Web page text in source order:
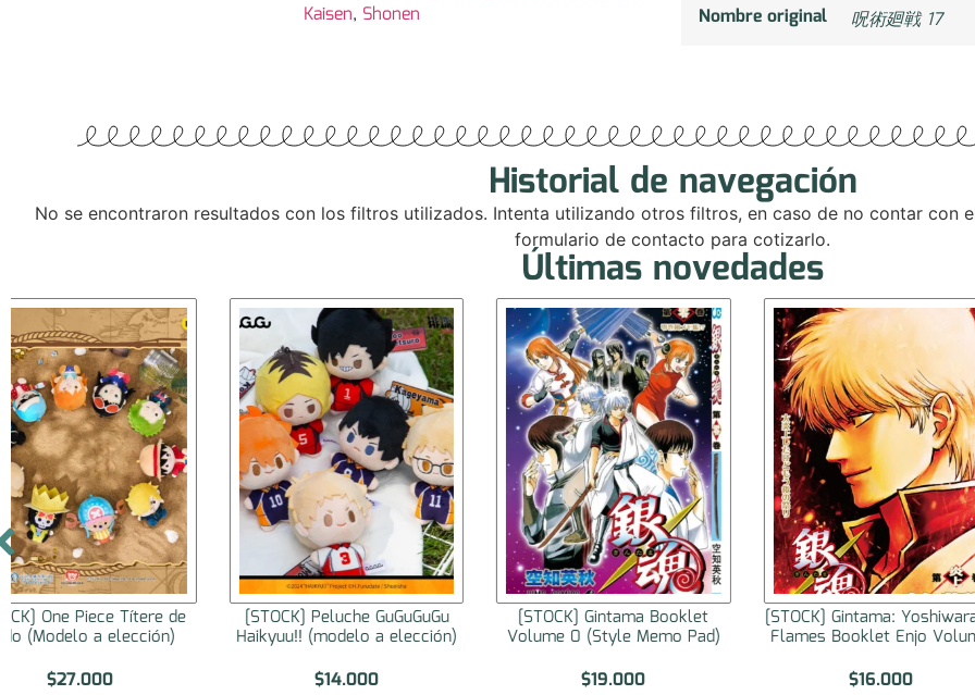
Kaisen, Shonen
Nombre original
呪術廻戦 17
Historial de navegación
No se encontraron resultados con los filtros utilizados. Intenta utilizando otros filtros, en caso de no contar con
formulario de contacto para cotizarlo.
Últimas novedades
[STOCK] Peluche GuGuGuGu
Haikyuu!! (modelo a elección)
$
[STOCK] Gintama Booklet
Volume 0 (Style Memo Pad)
$
[STOCK] Gintama: Yoshiwara in
Flames Booklet Enjo Volume
$
[STOCK] Monthly
2025
$